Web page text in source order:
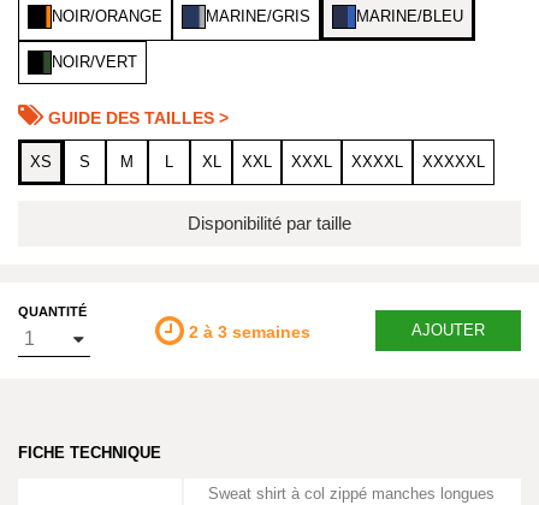
NOIR/ORANGE MARINE/GRIS MARINE/BLEU
NOIR/VERT
GUIDE DES TAILLES >
XS S M L XL XXL XXXL XXXXL XXXXXL
Disponibilité par taille
QUANTITÉ
2 à 3 semaines AJOUTER
FICHE TECHNIQUE
Sweat shirt à col zippé manches longues